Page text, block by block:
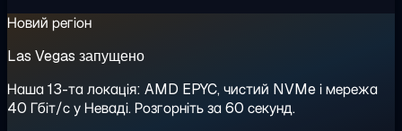
Новий регіон
Las Vegas запущено
Наша 13-та локація: AMD EPYC, чистий NVMe і мережа
40 Гбіт/с у Неваді. Розгорніть за 60 секунд.